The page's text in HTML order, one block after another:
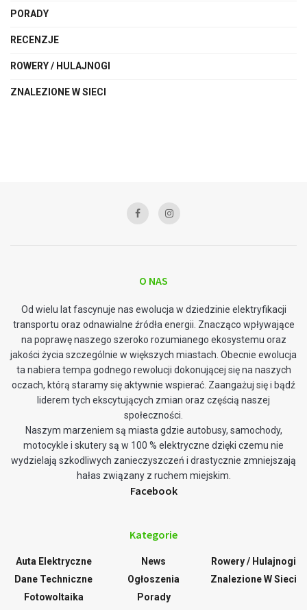
PORADY
RECENZJE
ROWERY / HULAJNOGI
ZNALEZIONE W SIECI
O NAS
Od wielu lat fascynuje nas ewolucja w dziedzinie elektryfikacji
transportu oraz odnawialne źródła energii. Znacząco wpływające
na poprawę naszego szeroko rozumianego ekosystemu oraz
jakości życia szczególnie w większych miastach. Obecnie ewolucja
ta nabiera tempa godnego rewolucji dokonującej się na naszych
oczach, którą staramy się aktywnie wspierać. Zaangażuj się i bądź
liderem tych ekscytujących zmian oraz częścią naszej
społeczności.
Naszym marzeniem są miasta gdzie autobusy, samochody,
motocykle i skutery są w 100 % elektryczne dzięki czemu nie
wydzielają szkodliwych zanieczyszczeń i drastycznie zmniejszają
hałas związany z ruchem miejskim.
Facebook
Kategorie
Auta Elektryczne
Dane Techniczne
Fotowoltaika
News
Ogłoszenia
Porady
Rowery / Hulajnogi
Znalezione W Sieci